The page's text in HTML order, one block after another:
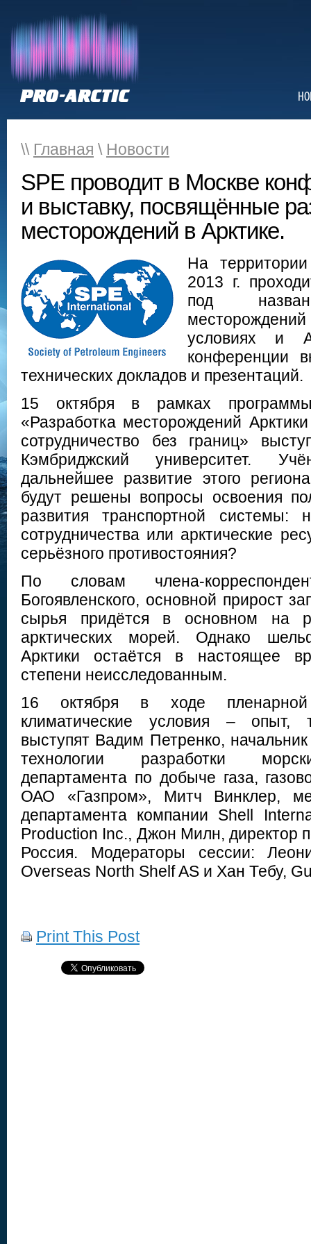
\\ Главная \ Новости
SPE проводит в Москве
и выставку, посвящённые
месторождений в Арктике.
На
2013 г.
под
условиях и
конференции
технических докладов и презентаций.
15 октября в рамках
«Разработка месторождений
сотрудничество без границ»
Кэмбриджский университет.
дальнейшее развитие этого
будут решены вопросы освоения
развития транспортной системы:
сотрудничества или арктические
серьёзного противостояния?
По словам члена-
Богоявленского, основной прирост
сырья придётся в основном на
арктических морей. Однако
Арктики остаётся в настоящее
степени неисследованным.
16 октября в ходе
климатические условия – опыт,
выступят Вадим Петренко,
технологии разработки
департамента по добыче газа,
ОАО «Газпром», Митч Винклер,
департамента компании Shell
Production Inc., Джон Милн, директор
Россия. Модераторы сессии:
Overseas North Shelf AS и Хан Тебу,
Print This Post